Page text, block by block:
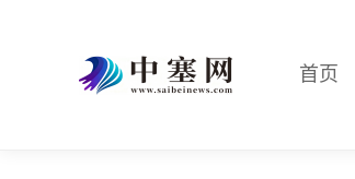
首页